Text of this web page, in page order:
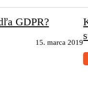
GDPR?
15. marca 2019